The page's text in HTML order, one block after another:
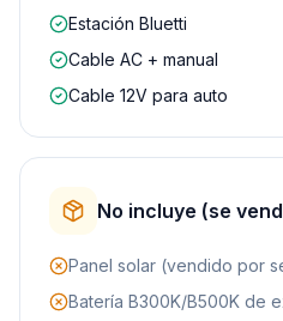
Estación Bluetti
Cable AC + manual
Cable 12V para auto
No incluye (se
Panel solar (vendido por
Batería B300K/B500K de